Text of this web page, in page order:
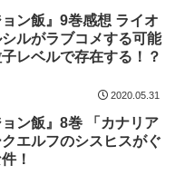
ョン飯』9巻感想 ライオ
ルがラブコメする可能
レベルで存在する！？
2020.05.31
ョン飯』8巻 「カナリア
エルフのシスヒスがぐ
！